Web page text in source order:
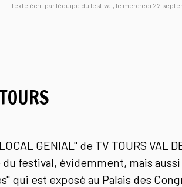
Texte écrit par l'équipe du festival, le mercredi 22
GENIAL" de TV TOURS VAL
festival, évidemment, mais
qui est exposé au Palais des